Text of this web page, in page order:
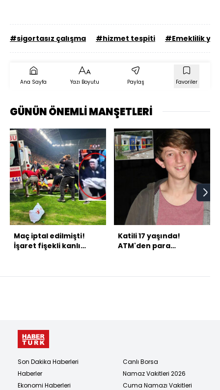
#sigortasız çalışma #hizmet tespiti #Emeklilik
Ana Sayfa Yazı Boyutu Paylaş Favoriler
GÜNÜN ÖNEMLİ MANŞETLERİ
Maç iptal edilmişti!
İşaret fişekli kanlı
Katili 17 yaşında!
ATM'den para
Son Dakika Haberleri
Haberler
Ekonomi Haberleri
Canlı Borsa
Namaz Vakitleri 2026
Cuma Namazı Vakitleri